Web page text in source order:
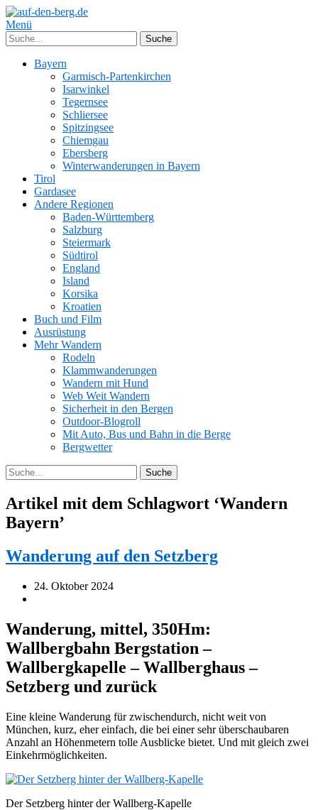
Menü
Bayern
Garmisch-Partenkirchen
Isarwinkel
Tegernsee
Schliersee
Spitzingsee
Chiemgau
Ebersberg
Winterwanderungen in Bayern
Tirol
Gardasee
Andere Regionen
Baden-Württemberg
Salzburg
Steiermark
Südtirol
England
Island
Korsika
Kroatien
Buch und Film
Ausrüstung
Mehr Wandern
Rodeln
Klammwanderungen
Wandern mit Hund
Web Weit Wandern
Sicherheit in den Bergen
Outdoor-Blogroll
Mit Auto, Bus und Bahn in die Berge
Bergwetter
Artikel mit dem Schlagwort ‘Wandern
Bayern’
Wanderung auf den Setzberg
24. Oktober 2024
Wanderung, mittel, 350Hm:
Wallbergbahn Bergstation –
Wallbergkapelle – Wallberghaus –
Setzberg und zurück
Eine kleine Wanderung für zwischendurch, nicht weit von
München, kurz, eher einfach, die bei einer sehr überschaubaren
Anzahl an Höhenmetern tolle Ausblicke bietet. Und mit gleich zwei
Einkehrmöglichkeiten.
Der Setzberg hinter der Wallberg-Kapelle